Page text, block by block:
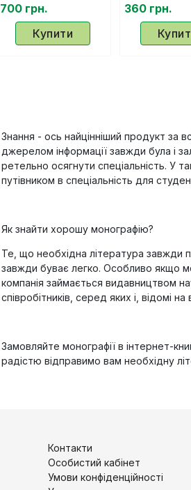
acquis
communautaire:
виклики та
перспективи
700 грн.
Купити
органів
імунного
360 грн.
Знання - ось найцінніший продукт за
джерелом інформації завжди була і
ретельно осягнути спеціальність. У
путівником в спеціальність для
Як знайти хорошу монографію?
Те, що необхідна література завжди
завжди буває легко. Особливо якщо
компанія займається видавництвом
співробітників, серед яких і, відомі
Замовляйте монографії в інтернет-
радістю відправимо вам необхідну
Контакти
Особистий кабінет
Умови конфіденційності